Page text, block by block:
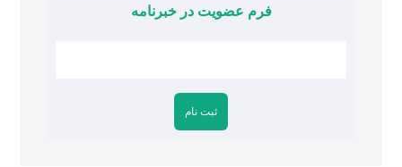
فرم عضویت در خبرنامه